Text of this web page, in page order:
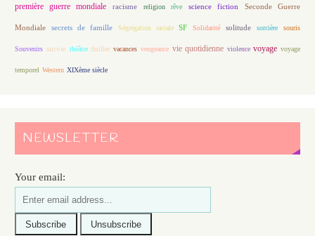
première guerre mondiale racisme religion rêve science fiction Seconde Guerre
Mondiale secrets de famille Ségrégation raciale SF Solidarité solitude sorcière souris
Souvenirs survie théâtre thriller vacances vengeance vie quotidienne violence voyage voyage
temporel Western XIXème siècle
NEWSLETTER
Your email: